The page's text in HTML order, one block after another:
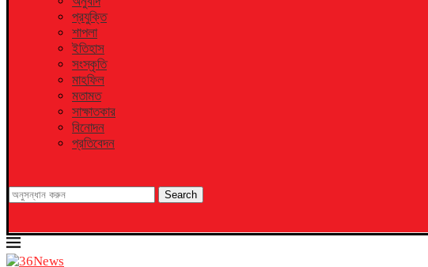
প্রযুক্তি
শাপলা
ইতিহাস
সংস্কৃতি
মাহফিল
মতামত
সাক্ষাতকার
বিনোদন
প্রতিবেদন
Search